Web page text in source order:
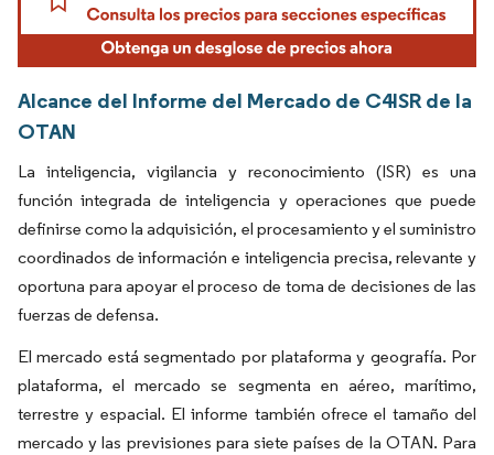
Alcance del Informe del Mercado de C4ISR de la
OTAN
La inteligencia, vigilancia y reconocimiento (ISR) es una
función integrada de inteligencia y operaciones que puede
definirse como la adquisición, el procesamiento y el suministro
coordinados de información e inteligencia precisa, relevante y
oportuna para apoyar el proceso de toma de decisiones de las
fuerzas de defensa.
El mercado está segmentado por plataforma y geografía. Por
plataforma, el mercado se segmenta en aéreo, marítimo,
terrestre y espacial. El informe también ofrece el tamaño del
mercado y las previsiones para siete países de la OTAN. Para